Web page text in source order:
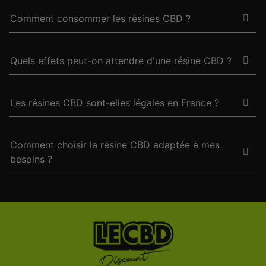
Comment consommer les résines CBD ?
Quels effets peut-on attendre d'une résine CBD ?
Les résines CBD sont-elles légales en France ?
Comment choisir la résine CBD adaptée à mes
besoins ?